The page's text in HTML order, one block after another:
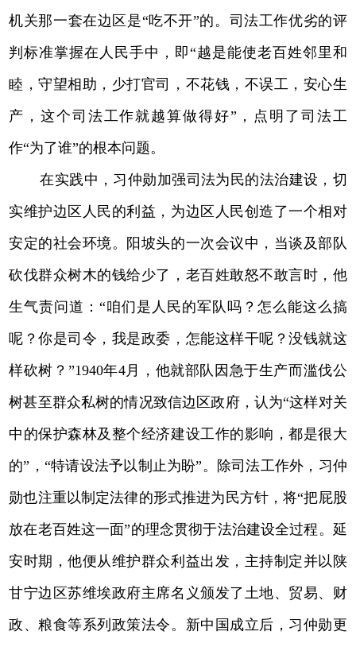
机关那一套在边区是“吃不开”的。司法工作优劣的评
判标准掌握在人民手中，即“越是能使老百姓邻里和
睦，守望相助，少打官司，不花钱，不误工，安心生
产，这个司法工作就越算做得好”，点明了司法工
作“为了谁”的根本问题。
在实践中，习仲勋加强司法为民的法治建设，切
实维护边区人民的利益，为边区人民创造了一个相对
安定的社会环境。阳坡头的一次会议中，当谈及部队
砍伐群众树木的钱给少了，老百姓敢怒不敢言时，他
生气责问道：“咱们是人民的军队吗？怎么能这么搞
呢？你是司令，我是政委，怎能这样干呢？没钱就这
样砍树？”1940年4月，他就部队因急于生产而滥伐公
树甚至群众私树的情况致信边区政府，认为“这样对关
中的保护森林及整个经济建设工作的影响，都是很大
的”，“特请设法予以制止为盼”。除司法工作外，习仲
勋也注重以制定法律的形式推进为民方针，将“把屁股
放在老百姓这一面”的理念贯彻于法治建设全过程。延
安时期，他便从维护群众利益出发，主持制定并以陕
甘宁边区苏维埃政府主席名义颁发了土地、贸易、财
政、粮食等系列政策法令。新中国成立后，习仲勋更